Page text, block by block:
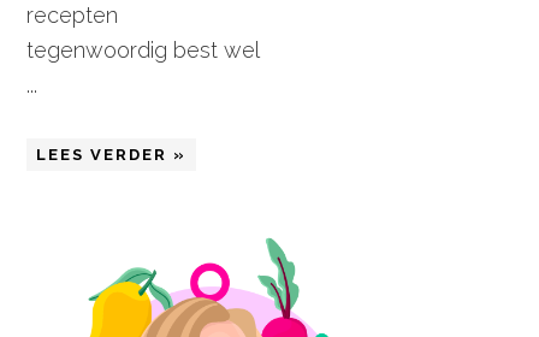
recepten
tegenwoordig best wel
...
LEES VERDER »